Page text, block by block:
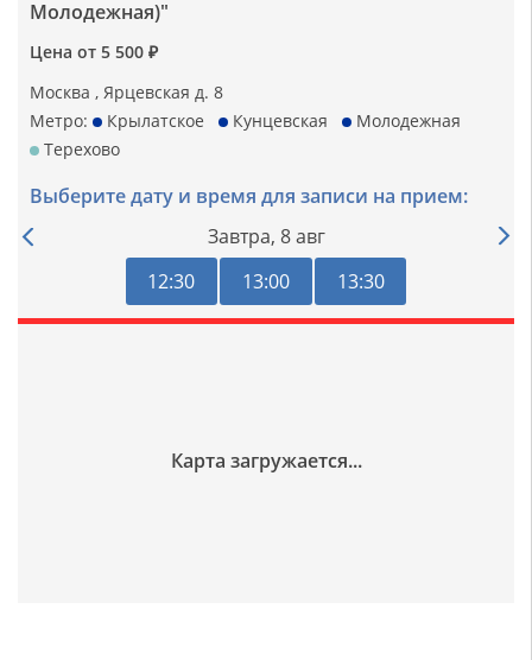
Молодежная)"
Цена от 5 500 ₽
Москва , Ярцевская д. 8
Метро:
Крылатское Кунцевская
Молодежная
Терехово
Выберите дату и время для записи на прием:
Завтра, 8 авг
12:30
13:00 13:30